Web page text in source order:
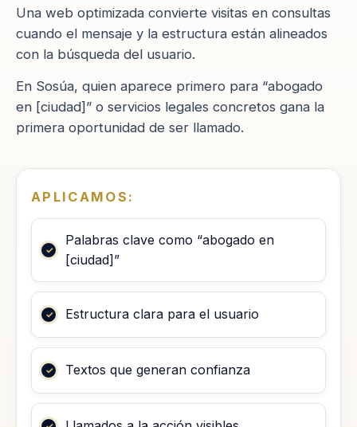
Una web optimizada convierte visitas en consultas
cuando el mensaje y la estructura están alineados
con la búsqueda del usuario.
En Sosúa, quien aparece primero para “abogado
en [ciudad]” o servicios legales concretos gana la
primera oportunidad de ser llamado.
APLICAMOS:
Palabras clave como “abogado en
[ciudad]”
Estructura clara para el usuario
Textos que generan confianza